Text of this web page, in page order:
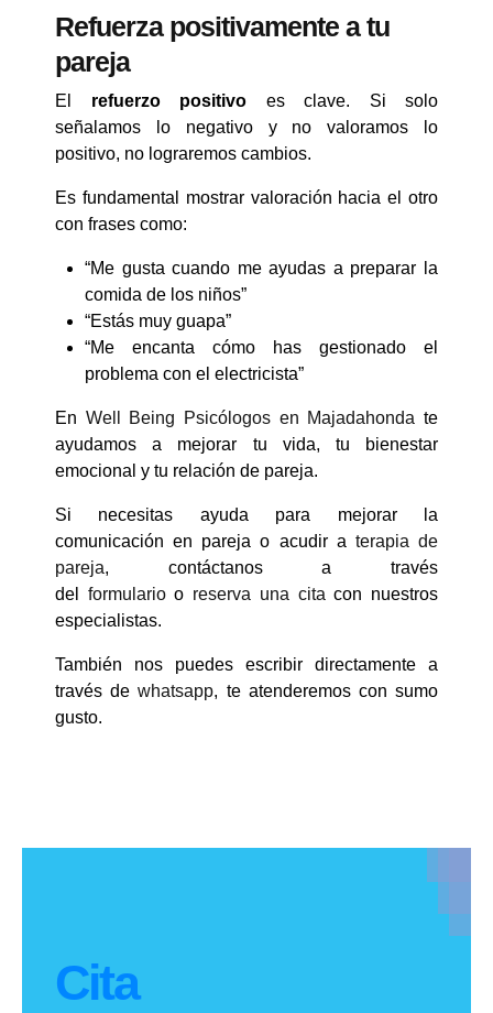
Refuerza positivamente a tu
pareja
El refuerzo positivo es clave. Si solo
señalamos lo negativo y no valoramos lo
positivo, no lograremos cambios.
Es fundamental mostrar valoración hacia el otro
con frases como:
“Me gusta cuando me ayudas a preparar la
comida de los niños”
“Estás muy guapa”
“Me encanta cómo has gestionado el
problema con el electricista”
En Well Being Psicólogos en Majadahonda te
ayudamos a mejorar tu vida, tu bienestar
emocional y tu relación de pareja.
Si necesitas ayuda para mejorar la
comunicación en pareja o acudir a terapia de
pareja, contáctanos a través
del formularioo reserva una cita con nuestros
especialistas.
También nos puedes escribir directamente a
través dewhatsapp, te atenderemos con sumo
gusto.
Cita